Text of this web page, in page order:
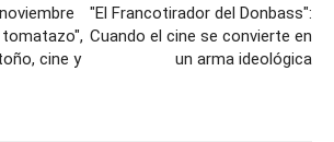
cine y
"El Francotirador del Donbass":
Cuando el cine se convierte en
un arma ideológica